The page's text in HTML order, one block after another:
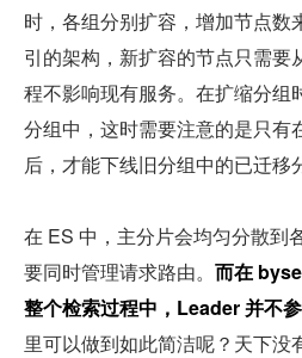
时，各组分别扩容，增加节点数
引的架构，新扩容的节点只需要
程不影响现有服务。在扩缩分组
分组中，这时需要注意的是只有
后，才能下线旧分组中的已迁移
在 ES 中，主分片会均匀分散到
要同时管理请求路由。 而在
整个检索过程中，Leader 并不
里可以做到如此简洁呢？天下没